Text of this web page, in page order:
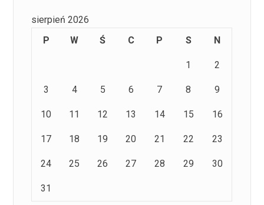
sierpień 2026
P
W Ś C P S N
1 2
3 4 5 6 7 8 9
10 11 12 13 14 15 16
17 18 19 20 21 22 23
24 25 26 27 28 29 30
31